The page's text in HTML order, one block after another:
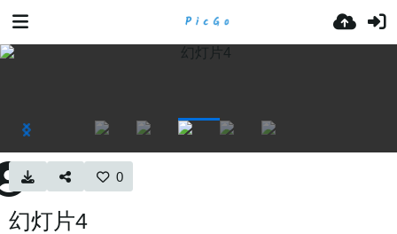
0
幻灯片4